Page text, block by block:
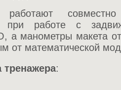
при работе с
а манометры макета
от математической
: